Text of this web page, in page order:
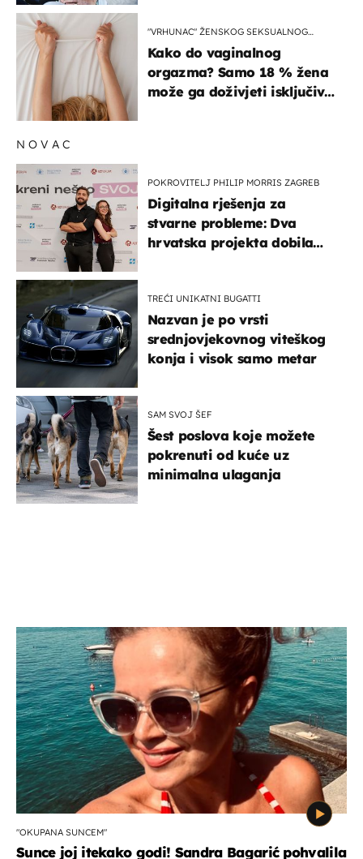
"VRHUNAC" ŽENSKOG SEKSUALNOG
Kako do vaginalnog
orgazma? Samo 18 % žena
može ga doživjeti isključivo
NOVAC
POKROVITELJ PHILIP MORRIS ZAGREB
Digitalna rješenja za
stvarne probleme: Dva
hrvatska projekta dobila
TREĆI UNIKATNI BUGATTI
Nazvan je po vrsti
srednjovjekovnog viteškog
konja i visok samo metar
SAM SVOJ ŠEF
Šest poslova koje možete
pokrenuti od kuće uz
minimalna ulaganja
"OKUPANA SUNCEM"
Sunce joj itekako godi! Sandra Bagarić pohvalila